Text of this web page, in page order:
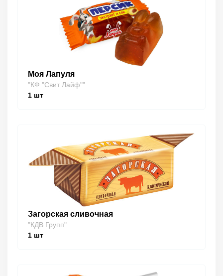
Моя Лапуля
"КФ "Свит Лайф""
1 шт
Загорская сливочная
"КДВ Групп"
1 шт